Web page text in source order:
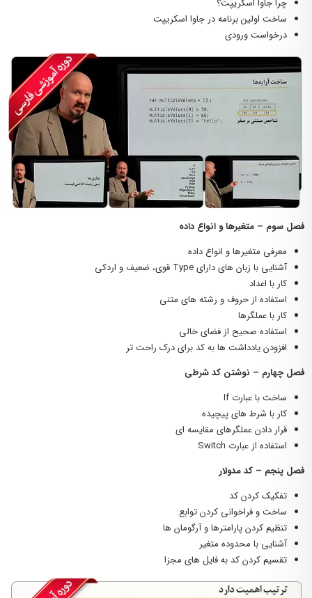
چرا جاوا اسکریپت؟
ساخت اولین برنامه در جاوا اسکریپت
درخواست ورودی
فصل سوم – متغیرها و انواع داده
معرفی متغیرها و انواع داده
آشنایی با زبان های دارای Type قوی، ضعیف و اردکی
کار با اعداد
استفاده از حروف و رشته های متنی
کار با عملگرها
استفاده صحیح از فضای خالی
افزودن یادداشت ها به کد برای درک راحت تر
فصل چهارم – نوشتن کد شرطی
ساخت با عبارت If
کار با شرط های پیچیده
قرار دادن عملگرهای مقایسه ای
استفاده از عبارت Switch
فصل پنجم – کد مدولار
تفکیک کردن کد
ساخت و فراخوانی کردن توابع
تنظیم کردن پارامترها و آرگومان ها
آشنایی با محدوده متغیر
تقسیم کردن کد به فایل های مجزا